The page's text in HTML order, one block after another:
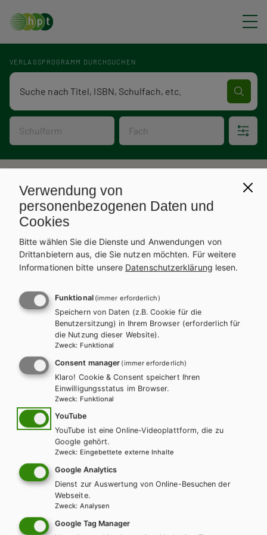
VERLAGSPROGRAMM DURCHSUCHEN
Schulform Fach
Verlagsprogramm Volltextsuche
P
d
n
a
g
o
V
e
a
p
o
m
Es konnten keine passenden
Produkte gefunden werden.
Ändern Sie die Suchkriterien oder setzten Sie die Suche
zurück.
Zurücksetzen
Wir sind gerne für Sie da!
Verwendung von
personenbezogenen Daten und
Cookies
Bitte wählen Sie die Dienste und Anwendungen von
Drittanbietern aus, die Sie nutzen möchten. Für weitere
Informationen bitte unsere Datenschutzerklärung lesen.
Funktional (immer erforderlich)
Speichern von Daten (z.B. Cookie für die
Benutzersitzung) in Ihrem Browser (erforderlich für
die Nutzung dieser Website).
Zweck: Funktional
Consent manager (immer erforderlich)
Klaro! Cookie & Consent speichert Ihren
Einwilligungsstatus im Browser.
Zweck: Funktional
YouTube
YouTube ist eine Online-Videoplattform, die zu
Google gehört.
Zweck: Eingebettete externe Inhalte
Google Analytics
Dienst zur Auswertung von Online-Besuchen der
Webseite.
Zweck: Analysen
Google Tag Manager